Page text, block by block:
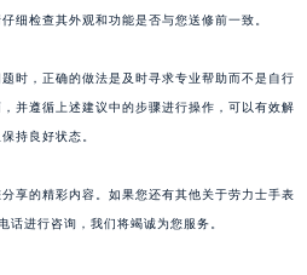
细检查其外观和功能是否与您送修前一致。
时，正确的做法是及时寻求专业帮助而不是自行
并遵循上述建议中的步骤进行操作，可以有效解
持良好状态。
分享的精彩内容。如果您还有其他关于劳力士手表
话进行咨询，我们将竭诚为您服务。